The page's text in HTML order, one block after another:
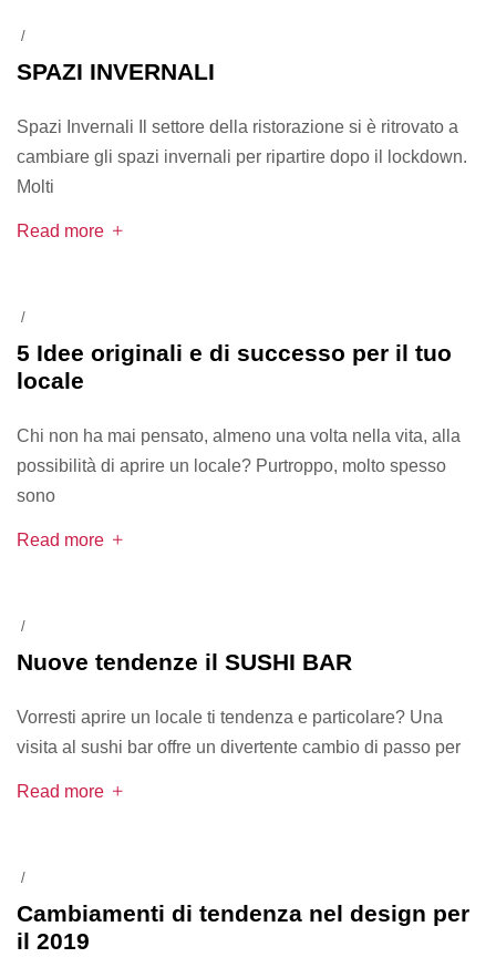
/
SPAZI INVERNALI
Spazi Invernali Il settore della ristorazione si è ritrovato a
cambiare gli spazi invernali per ripartire dopo il lockdown.
Molti
Read more
/
5 Idee originali e di successo per il tuo
locale
Chi non ha mai pensato, almeno una volta nella vita, alla
possibilità di aprire un locale? Purtroppo, molto spesso
sono
Read more
/
Nuove tendenze il SUSHI BAR
Vorresti aprire un locale ti tendenza e particolare? Una
visita al sushi bar offre un divertente cambio di passo per
Read more
/
Cambiamenti di tendenza nel design per
il 2019